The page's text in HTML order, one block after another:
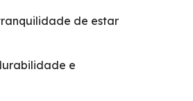
de estar
e